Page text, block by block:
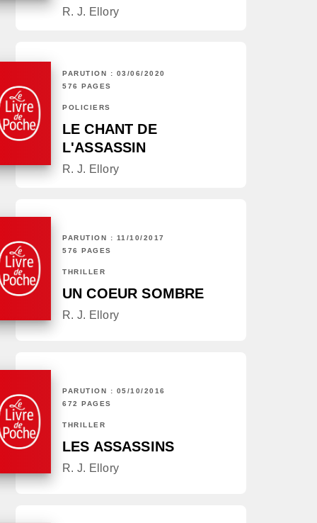
R. J. Ellory
PARUTION : 03/06/2020
576 PAGES
POLICIERS
LE CHANT DE
L'ASSASSIN
R. J. Ellory
PARUTION : 11/10/2017
576 PAGES
THRILLER
UN COEUR SOMBRE
R. J. Ellory
PARUTION : 05/10/2016
672 PAGES
THRILLER
LES ASSASSINS
R. J. Ellory